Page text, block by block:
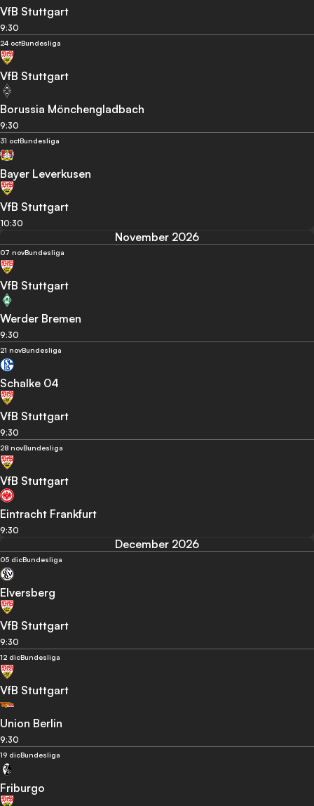
VfB Stuttgart
9:30
24 octBundesliga
VfB Stuttgart
Borussia Mönchengladbach
9:30
31 octBundesliga
Bayer Leverkusen
VfB Stuttgart
10:30
November 2026
07 novBundesliga
VfB Stuttgart
Werder Bremen
9:30
21 novBundesliga
Schalke 04
VfB Stuttgart
9:30
28 novBundesliga
VfB Stuttgart
Eintracht Frankfurt
9:30
December 2026
05 dicBundesliga
Elversberg
VfB Stuttgart
9:30
12 dicBundesliga
VfB Stuttgart
Union Berlin
9:30
19 dicBundesliga
Friburgo